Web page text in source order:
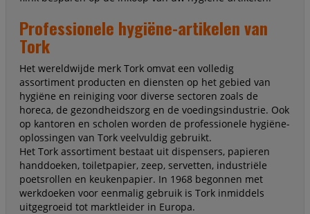
Professionele hygiëne-artikelen van
Tork
Het wereldwijde merk Tork omvat een volledig
assortiment producten en diensten op het gebied van
hygiëne en reiniging voor diverse sectoren zoals de
horeca, de gezondheidszorg en de voedingsindustrie. Ook
op kantoren en scholen worden de professionele hygiëne-
oplossingen van Tork veelvuldig gebruikt.
Het Tork assortiment bestaat uit dispensers, papieren
handdoeken, toiletpapier, zeep, servetten, industriële
poetsrollen en keukenpapier. In 1968 begonnen met
werkdoeken voor eenmalig gebruik is Tork inmiddels
uitgegroeid tot marktleider in Europa.